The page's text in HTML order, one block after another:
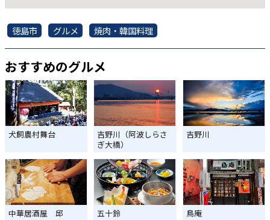
徳島市 グルメ 焼肉・韓国料理
おすすめのグルメ
犬飼農村舞台
吉野川（阿波しらさ
ぎ大橋）
吉野川
中華居酒屋 邱 五十鈴 鳥庵